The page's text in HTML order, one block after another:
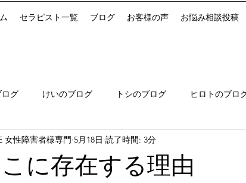
セラピスト一覧 ブログ お客様の声 お悩み相談投稿
グ けいのブログ トシのブログ ヒロトのブロ
係 風物詩 性病検査結果
に存在する理由
女性障害者様専門 5月18日 読了時間: 3分